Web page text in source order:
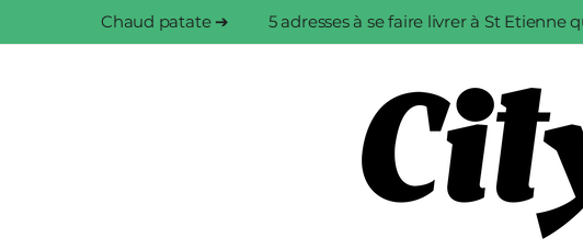
Chaud patate ➔ 5 adresses à se faire livrer à St Etienne